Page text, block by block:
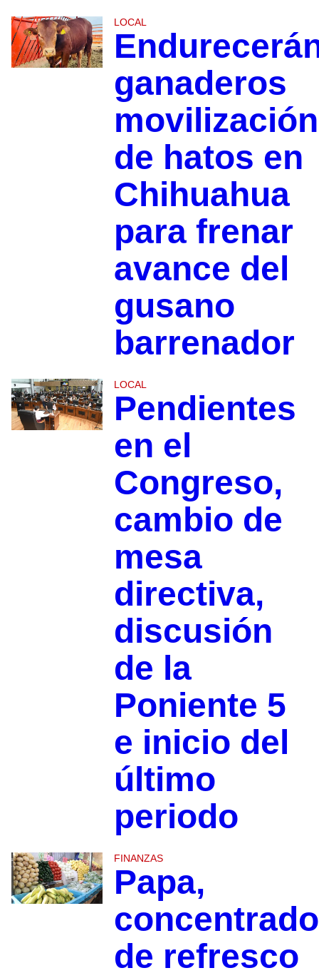
LOCAL
ganaderos
movilización
de hatos en
Chihuahua
para frenar
avance del
gusano
barrenador
LOCAL
Pendientes
en el
Congreso,
cambio de
mesa
directiva,
discusión
de la
Poniente 5
e inicio del
último
periodo
FINANZAS
Papa,
de refresco